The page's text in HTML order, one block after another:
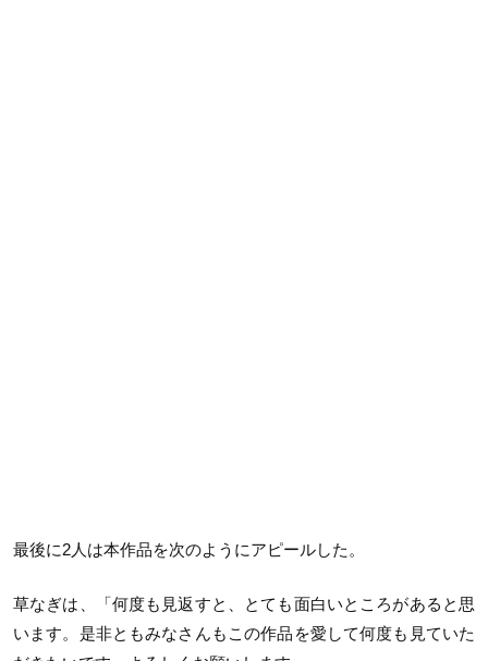
最後に2人は本作品を次のようにアピールした。
草なぎは、「何度も見返すと、とても面白いところがあると思
います。是非ともみなさんもこの作品を愛して何度も見ていた